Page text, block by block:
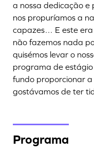
a nossa dedicação e
nos propuríamos a
capazes… E este
não fazemos nada
quisémos levar o
programa de
fundo proporcionar
gostávamos de ter
Programa